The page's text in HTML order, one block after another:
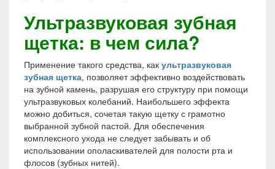
Ультразвуковая зубная
щетка: в чем сила?
Применение такого средства, как ультразвуковая
зубная щетка, позволяет эффективно воздействовать
на зубной камень, разрушая его структуру при помощи
ультразвуковых колебаний. Наибольшего эффекта
можно добиться, сочетая такую щетку с грамотно
выбранной зубной пастой. Для обеспечения
комплексного ухода не следует забывать и об
использовании ополаскивателей для полости рта и
флосов (зубных нитей).